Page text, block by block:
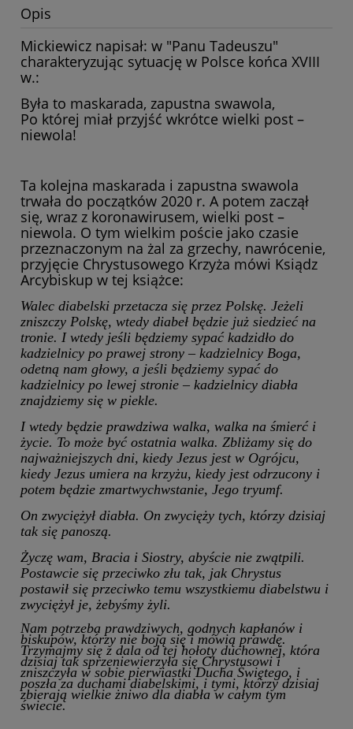
Opis
Mickiewicz napisał: w "Panu Tadeuszu"
charakteryzując sytuację w Polsce końca XVIII
w.:
Była to maskarada, zapustna swawola,
Po której miał przyjść wkrótce wielki post –
niewola!
Ta kolejna maskarada i zapustna swawola
trwała do początków 2020 r. A potem zaczął
się, wraz z koronawirusem, wielki post –
niewola. O tym wielkim poście jako czasie
przeznaczonym na żal za grzechy, nawrócenie,
przyjęcie Chrystusowego Krzyża mówi Ksiądz
Arcybiskup w tej książce:
Walec diabelski przetacza się przez Polskę. Jeżeli
zniszczy Polskę, wtedy diabeł będzie już siedzieć na
tronie. I wtedy jeśli będziemy sypać kadzidło do
kadzielnicy po prawej strony – kadzielnicy Boga,
odetną nam głowy, a jeśli będziemy sypać do
kadzielnicy po lewej stronie – kadzielnicy diabła
znajdziemy się w piekle.
I wtedy będzie prawdziwa walka, walka na śmierć i
życie. To może być ostatnia walka. Zbliżamy się do
najważniejszych dni, kiedy Jezus jest w Ogrójcu,
kiedy Jezus umiera na krzyżu, kiedy jest odrzucony i
potem będzie zmartwychwstanie, Jego tryumf.
On zwyciężył diabła. On zwycięży tych, którzy dzisiaj
tak się panoszą.
Życzę wam, Bracia i Siostry, abyście nie zwątpili.
Postawcie się przeciwko złu tak, jak Chrystus
postawił się przeciwko temu wszystkiemu diabelstwu i
zwyciężył je, żebyśmy żyli.
Nam potrzeba prawdziwych, godnych kapłanów i
biskupów, którzy nie boją się i mówią prawdę.
Trzymajmy się z dala od tej hołoty duchownej, która
dzisiaj tak sprzeniewierzyła się Chrystusowi i
zniszczyła w sobie pierwiastki Ducha Świętego, i
poszła za duchami diabelskimi, i tymi, którzy dzisiaj
zbierają wielkie żniwo dla diabła w całym tym
świecie.